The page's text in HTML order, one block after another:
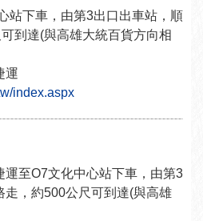
站下車，由第3出口出車站，順
到達(與高雄大統百貨方向相
運
index.aspx
運至O7文化中心站下車，由第3
走，約500公尺可到達(與高雄